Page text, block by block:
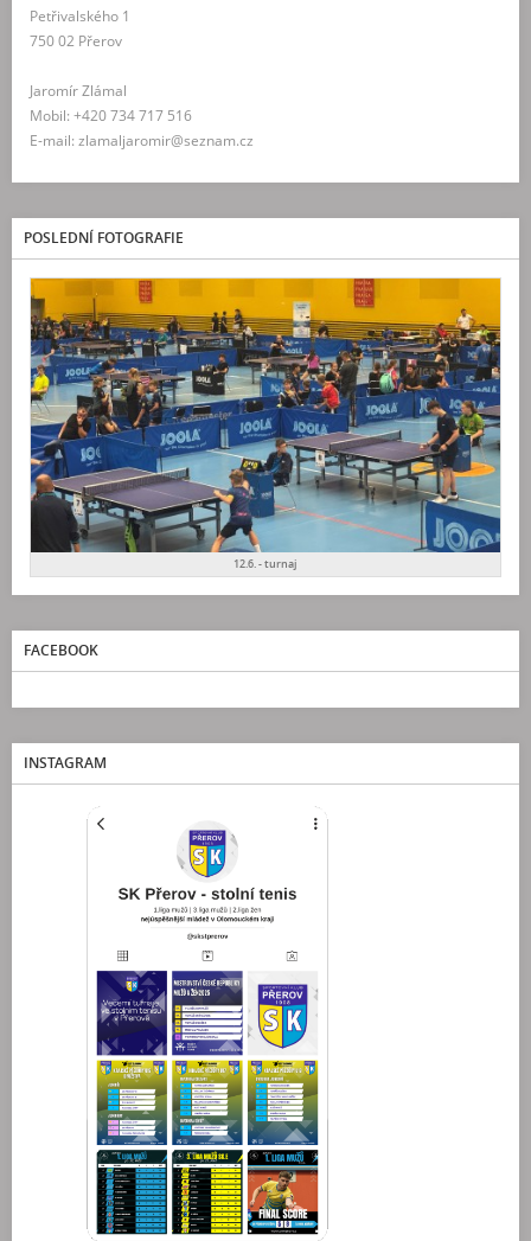
Petřivalského 1
750 02 Přerov
Jaromír Zlámal
Mobil: +420 734 717 516
E-mail: zlamaljaromir@seznam.cz
POSLEDNÍ FOTOGRAFIE
12.6. - turnaj
FACEBOOK
INSTAGRAM